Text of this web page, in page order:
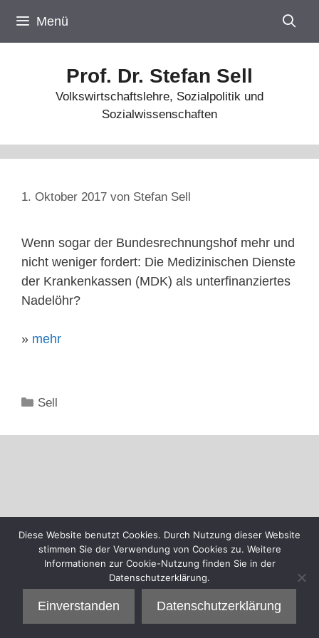
Inhalt
springen
Menü
Prof. Dr. Stefan Sell
Volkswirtschaftslehre, Sozialpolitik und
Sozialwissenschaften
1. Oktober 2017 von Stefan Sell
Wenn sogar der Bundesrechnungshof mehr und
nicht weniger fordert: Die Medizinischen Dienste
der Krankenkassen (MDK) als unterfinanziertes
Nadelöhr?
» mehr
Kategorien
Sell
Diese Website benutzt Cookies. Durch Nutzung dieser Website
stimmen Sie der Verwendung von Cookies zu. Weitere
Informationen zur Cookie-Nutzung finden Sie in der
Datenschutzerklärung.
Einverstanden Datenschutzerklärung